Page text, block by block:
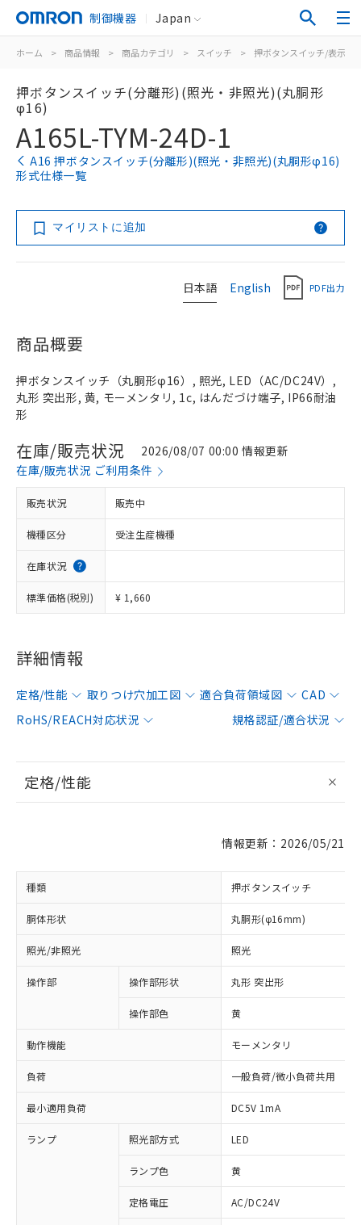
制御機器 Japan
ホーム > 商品情報 > 商品カテゴリ > スイッチ > 押ボタンスイッチ/表示灯
押ボタンスイッチ(分離形)(照光・非照光)(丸胴形
φ16)
A165L-TYM-24D-1
A16 押ボタンスイッチ(分離形)(照光・非照光)(丸胴形φ16)
形式仕様一覧
マイリストに追加
日本語 English PDF出力
商品概要
押ボタンスイッチ（丸胴形φ16）, 照光, LED（AC/DC24V）,
丸形 突出形, 黄, モーメンタリ, 1c, はんだづけ端子, IP66耐油
形
在庫/販売状況
2026/08/07 00:00 情報更新
在庫/販売状況 ご利用条件
販売状況 販売中
機種区分 受注生産機種
在庫状況
標準価格(税別) ¥ 1,660
詳細情報
定格/性能 取りつけ穴加工図 適合負荷領域図
CAD
RoHS/REACH対応状況
規格認証/適合状況
定格/性能
情報更新：2026/05/21
種類 押ボタンスイッチ
胴体形状 丸胴形(φ16mm)
照光/非照光 照光
操作部 操作部形状 丸形 突出形
操作部色 黄
動作機能 モーメンタリ
負荷 一般負荷/微小負荷共用
最小適用負荷 DC5V 1mA
ランプ 照光部方式 LED
ランプ色 黄
定格電圧 AC/DC24V